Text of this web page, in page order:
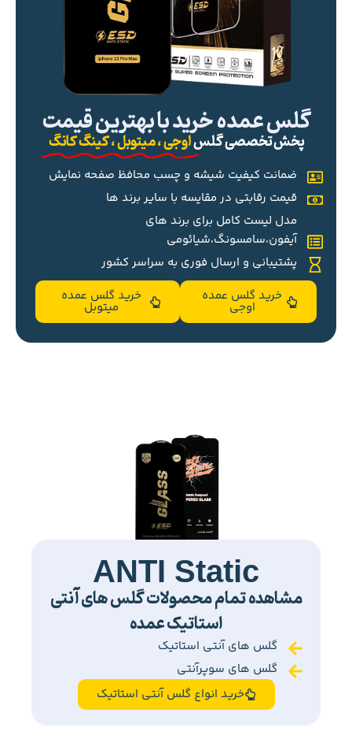
گلس عمده خرید با بهترین قیمت
پخش تخصصی گلساوجی ، میتوبل ، کینگ کانگ
ضمانت کیفیت شیشه و چسب محافظ صفحه نمایش
قیمت رقابتی در مقایسه با سایر برند ها
مدل لیست کامل برای برند های
آیفون،سامسونگ،شیائومی
پشتیبانی و ارسال فوری به سراسر کشور
خرید گلس عمده
اوجی
خرید گلس عمده
میتوبل
ANTI Static
مشاهده تمام محصولات گلس های آنتی
استاتیک عمده
گلس های آنتی استاتیک
گلس های سوپرآنتی
خرید انواع گلس آنتی استاتیک